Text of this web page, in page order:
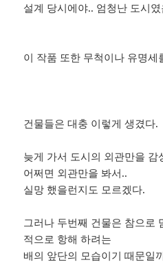
설계 당시에야.. 엄청난 도시
이 작품 또한 무척이나 유명세
건물들은 대충 이렇게 생겼다.
늦게 가서 도시의 외관만을 감
어쩌면 외관만을 봐서..
실망 했을런지도 모르겠다.
그러나 두번째 건물은 참으로
적으로 항해 하려는
배의 앞단의 모습이기 때문일